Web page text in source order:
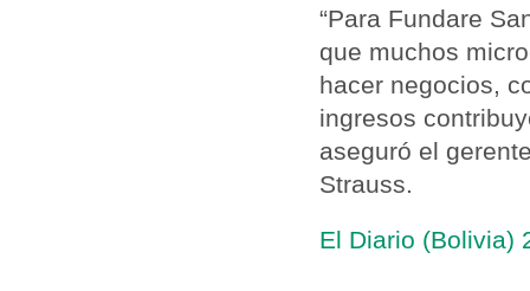
“Para Fundare
que muchos
hacer negocios,
ingresos
aseguró el
Strauss.
El Diario (Bolivia)